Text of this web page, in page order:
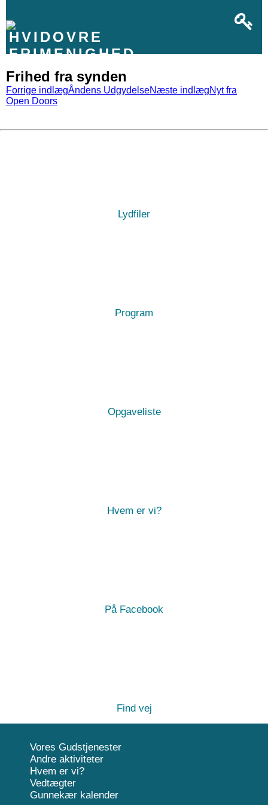
HVIDOVRE
FRIMENIGHED
Frihed fra synden
Indlæg
navigation
Forrige indlægÅndens UdgydelseNæste indlægNyt fra
Open Doors
Lydfiler
Program
Opgaveliste
Hvem er vi?
På Facebook
Find vej
Vores Gudstjenester
Andre aktiviteter
Hvem er vi?
Vedtægter
Gunnekær kalender